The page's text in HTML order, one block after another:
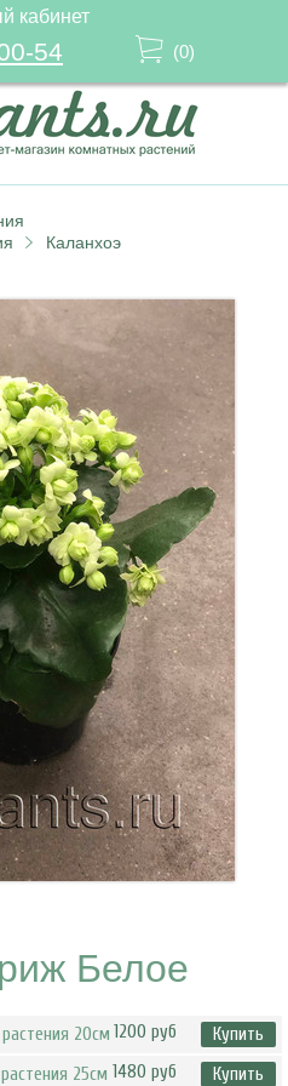
кабинет
54 (0)
Каланхоэ
Белое
20см 1200 руб
Купить
25см 1480 руб Купить